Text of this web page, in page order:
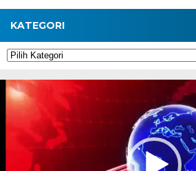
KATEGORI
Kategori
Pemutar
Video